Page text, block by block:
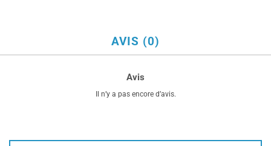
AVIS (0)
Avis
Il n’y a pas encore d’avis.